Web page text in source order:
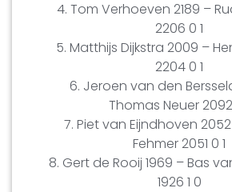
4. Tom Verhoeven 2189 –
2206 0 1
5. Matthijs Dijkstra 2009 –
2204 0 1
6. Jeroen van den
Thomas Neuer 2092
7. Piet van Eijndhoven
Fehmer 2051 0 1
8. Gert de Rooij 1969 – Bas
1926 1 0